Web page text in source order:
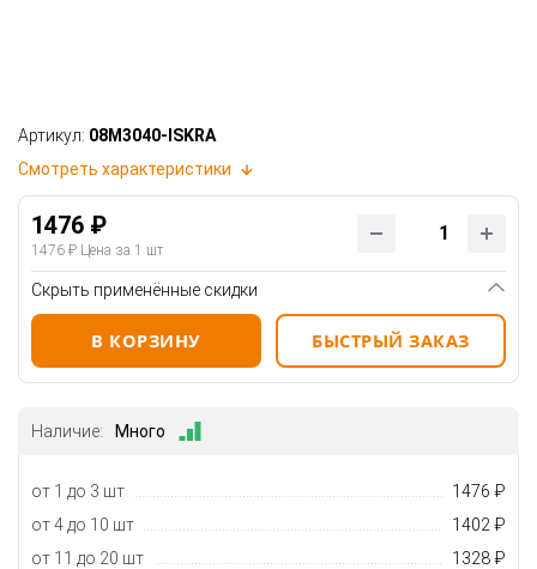
Артикул: 08M3040-ISKRA
Смотреть характеристики
1476 ₽
1476 ₽ Цена за 1 шт
Скрыть применённые скидки
В КОРЗИНУ БЫСТРЫЙ ЗАКАЗ
Наличие: Много
от 1 до 3 шт
1476 ₽
от 4 до 10 шт
1402 ₽
от 11 до 20 шт
1328 ₽